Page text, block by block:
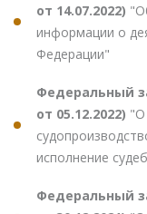
от 14.07.2022)
информации о
Федерации"
Федеральный
от 05.12.2022) "О
исполнение
Федеральный